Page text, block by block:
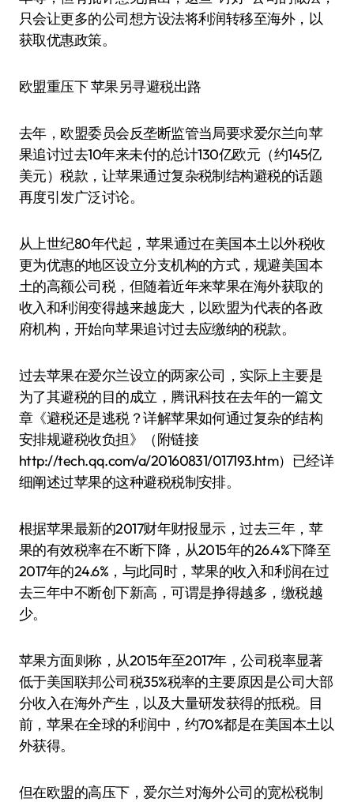
只会让更多的公司想方设法将利润转移至海外，以
获取优惠政策。
欧盟重压下 苹果另寻避税出路
去年，欧盟委员会反垄断监管当局要求爱尔兰向苹
果追讨过去10年来未付的总计130亿欧元（约145亿
美元）税款，让苹果通过复杂税制结构避税的话题
再度引发广泛讨论。
从上世纪80年代起，苹果通过在美国本土以外税收
更为优惠的地区设立分支机构的方式，规避美国本
土的高额公司税，但随着近年来苹果在海外获取的
收入和利润变得越来越庞大，以欧盟为代表的各政
府机构，开始向苹果追讨过去应缴纳的税款。
过去苹果在爱尔兰设立的两家公司，实际上主要是
为了其避税的目的成立，腾讯科技在去年的一篇文
章《避税还是逃税？详解苹果如何通过复杂的结构
安排规避税收负担》（附链接
http://tech.qq.com/a/20160831/017193.htm）已经详
细阐述过苹果的这种避税税制安排。
根据苹果最新的2017财年财报显示，过去三年，苹
果的有效税率在不断下降，从2015年的26.4%下降至
2017年的24.6%，与此同时，苹果的收入和利润在过
去三年中不断创下新高，可谓是挣得越多，缴税越
少。
苹果方面则称，从2015年至2017年，公司税率显著
低于美国联邦公司税35%税率的主要原因是公司大部
分收入在海外产生，以及大量研发获得的抵税。目
前，苹果在全球的利润中，约70%都是在美国本土以
外获得。
但在欧盟的高压下，爱尔兰对海外公司的宽松税制